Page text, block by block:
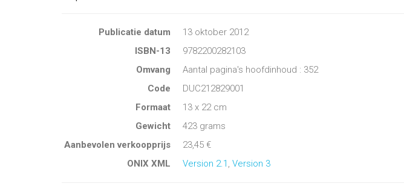
Publicatie datum
13 oktober 2012
ISBN-13
9782200282103
Omvang
Aantal pagina's hoofdinhoud : 352
Code
DUC212829001
Formaat
13 x 22 cm
Gewicht
423 grams
Aanbevolen verkoopprijs
23,45 €
ONIX XML
Version 2.1 , Version 3